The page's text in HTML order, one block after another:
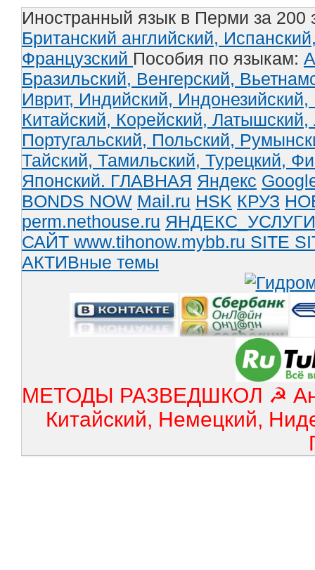
Иностранный язык в Перми за 200
Британский английский,
Французский Пособия по языкам:
Бразильский, Венгерский,
Иврит, Индийский, Индонезийский,
Китайский, Корейский, Латышский,
Португальский, Польский,
Тайский, Тамильский, Турецкий,
Японский. ГЛАВНАЯ Яндекс
BONDS NOW Mail.ru HSK КРУЗ
perm.nethouse.ru ЯНДЕКС_УСЛУГИ
САЙТ www.tihonow.mybb.ru SITE
АКТИВные темы
МЕТОДЫ РАЗВЕДШКОЛ ☭
Китайский, Немецкий,